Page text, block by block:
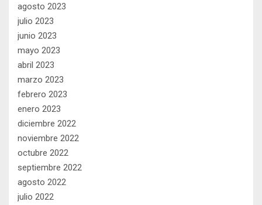
agosto 2023
julio 2023
junio 2023
mayo 2023
abril 2023
marzo 2023
febrero 2023
enero 2023
diciembre 2022
noviembre 2022
octubre 2022
septiembre 2022
agosto 2022
julio 2022